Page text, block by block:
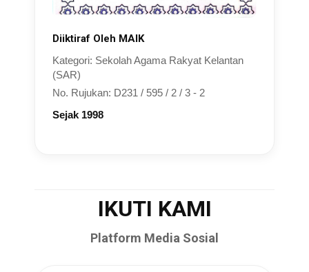
Diiktiraf Oleh MAIK
Kategori: Sekolah Agama Rakyat Kelantan
(SAR)
No. Rujukan: D231 / 595 / 2 / 3 - 2
Sejak 1998
IKUTI KAMI
Platform Media Sosial